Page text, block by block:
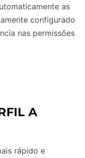
as
configurado
nas permissões
A
rápido e